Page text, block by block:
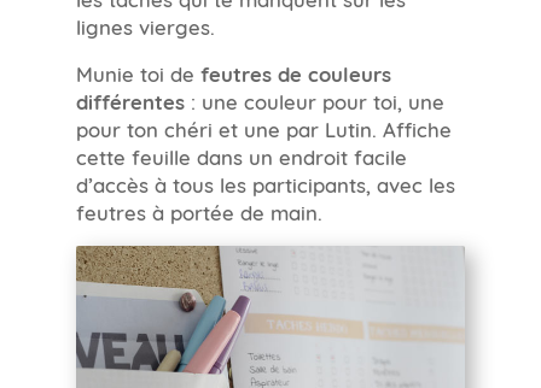
lignes vierges.
Munie toi de feutres de couleurs
différentes: une couleur pour toi, une
pour ton chéri et une par Lutin. Affiche
cette feuille dans un endroit facile
d’accès à tous les participants, avec les
feutres à portée de main.